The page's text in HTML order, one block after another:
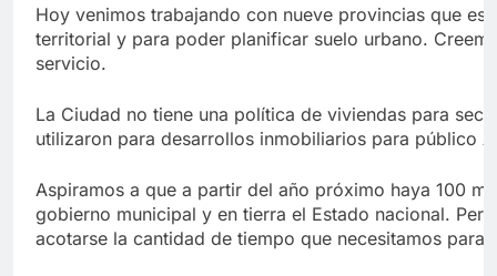
Hoy venimos trabajando con nueve provincias que
territorial y para poder planificar suelo urbano.
servicio.
La Ciudad no tiene una política de viviendas para
utilizaron para desarrollos inmobiliarios para público
Aspiramos a que a partir del año próximo haya 100
gobierno municipal y en tierra el Estado nacional.
acotarse la cantidad de tiempo que necesitamos para